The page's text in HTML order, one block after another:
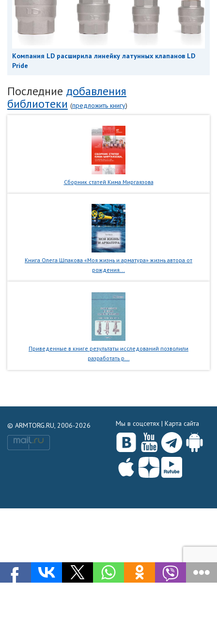
Компания LD расширила линейку латунных клапанов LD
Pride
Последние добавления
библиотеки (предложить книгу)
Сборник статей Кима Миргаязова
Книга Олега Шпакова «Моя жизнь и арматура» жизнь автора от
рождения...
Приведенные в книге результаты исследований позволили
разработать р...
© ARMTORG.RU, 2006-2026 Мы в соцсетях | Карта сайта